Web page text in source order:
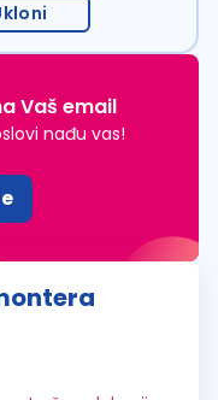
Vaš email
nađu vas!